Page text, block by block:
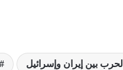
الحرب بين إيران وإسرائيل